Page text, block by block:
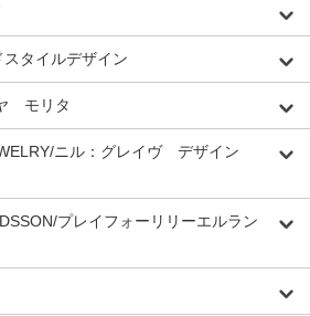
タイルデザイン
モリタ
ニル：グレイヴ デザイン
プレイフォーリリーエルラン